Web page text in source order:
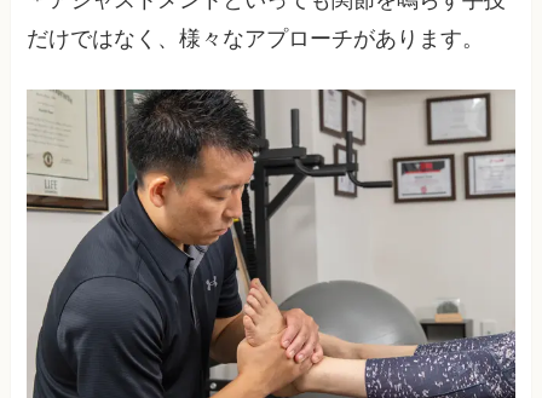
だけではなく、様々なアプローチがあります。